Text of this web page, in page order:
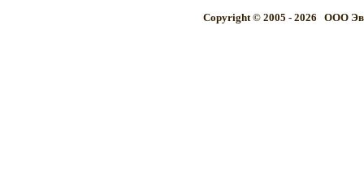
Copyright © 2005 - 2026 OOO